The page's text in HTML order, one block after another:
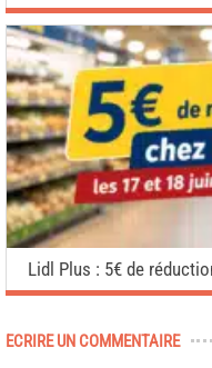
Lidl Plus : 5€ de
ECRIRE UN COMMENTAIRE